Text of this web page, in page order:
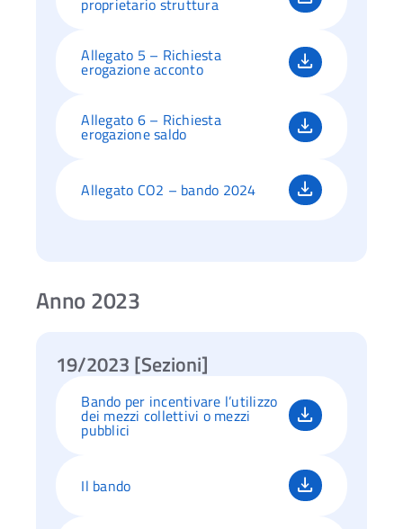
proprietario struttura
Allegato 5 – Richiesta
erogazione acconto
Allegato 6 – Richiesta
erogazione saldo
Allegato CO2 – bando 2024
Anno 2023
19/2023 [Sezioni]
Bando per incentivare l’utilizzo
dei mezzi collettivi o mezzi
pubblici
Il bando